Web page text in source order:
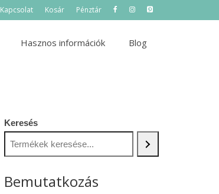
Kapcsolat Kosár Pénztár
Hasznos információk Blog
Keresés
Bemutatkozás